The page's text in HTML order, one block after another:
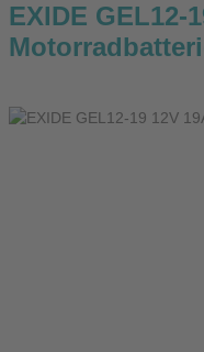
Durchschnittliche
EXIDE GEL12-
Bildergalerie überspringen